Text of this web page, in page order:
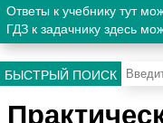
Ответы к учебнику тут
ГДЗ к задачнику здесь
БЫСТРЫЙ ПОИСК